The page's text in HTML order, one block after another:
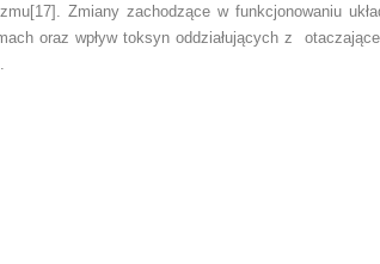
Zmiany zachodzące w funkcjonowaniu
oraz wpływ toksyn oddziałujących z